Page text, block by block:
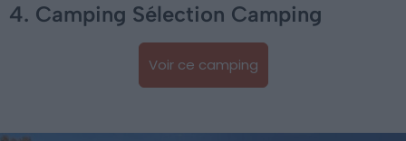
4. Camping Sélection Camping
Voir ce camping